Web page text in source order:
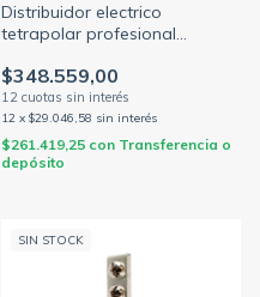
Distribuidor electrico
tetrapolar profesional
barras c/torn. 1/4 (ELENT)
$348.559,00
12 x $29.046,58 sin interés
$261.419,25 con Transferencia o
depósito
SIN STOCK